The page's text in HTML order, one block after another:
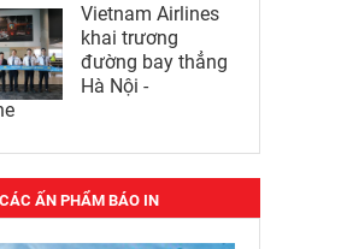
Vietnam Airlines
khai trương
đường bay thẳng
Hà Nội -
ẤN PHẨM BÁO IN